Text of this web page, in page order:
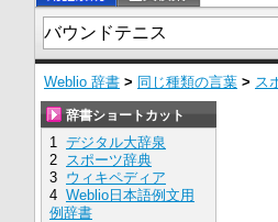
Weblio 辞書 > 同じ種類の言葉 > ス
辞書ショートカット
1 デジタル大辞泉
2 スポーツ辞典
3 ウィキペディア
4 Weblio日本語例文用
例辞書